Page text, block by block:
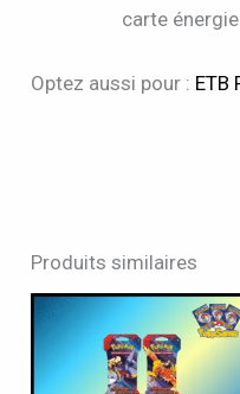
carte
Optez aussi pour : ETB
Produits similaires